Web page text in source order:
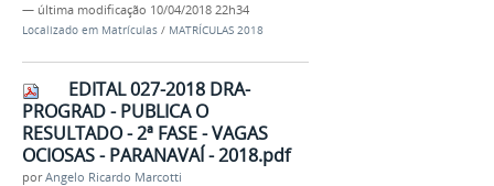
— última modificação 10/04/2018 22h34
Localizado em Matrículas / MATRÍCULAS 2018
EDITAL 027-2018 DRA-
PROGRAD - PUBLICA O
RESULTADO - 2ª FASE - VAGAS
OCIOSAS - PARANAVAÍ - 2018.pdf
porAngelo Ricardo Marcotti